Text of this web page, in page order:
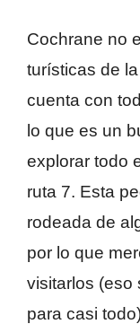
Cochrane no
turísticas de la
cuenta con
lo que es un
explorar todo
ruta 7. Esta
rodeada de
por lo que
visitarlos (eso
para casi